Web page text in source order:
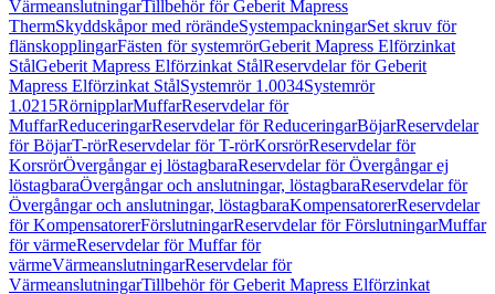
VärmeanslutningarTillbehör för Geberit Mapress
ThermSkyddskåpor med rörändeSystempackningarSet skruv för
flänskopplingarFästen för systemrörGeberit Mapress Elförzinkat
StålGeberit Mapress Elförzinkat StålReservdelar för Geberit
Mapress Elförzinkat StålSystemrör 1.0034Systemrör
1.0215RörnipplarMuffarReservdelar för
MuffarReduceringarReservdelar för ReduceringarBöjarReservdelar
för BöjarT-rörReservdelar för T-rörKorsrörReservdelar för
KorsrörÖvergångar ej löstagbaraReservdelar för Övergångar ej
löstagbaraÖvergångar och anslutningar, löstagbaraReservdelar för
Övergångar och anslutningar, löstagbaraKompensatorerReservdelar
för KompensatorerFörslutningarReservdelar för FörslutningarMuffar
för värmeReservdelar för Muffar för
värmeVärmeanslutningarReservdelar för
VärmeanslutningarTillbehör för Geberit Mapress Elförzinkat